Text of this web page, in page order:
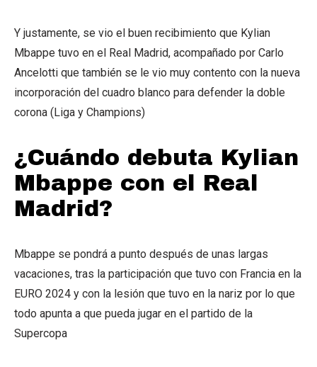
Y justamente, se vio el buen recibimiento que Kylian
Mbappe tuvo en el Real Madrid, acompañado por Carlo
Ancelotti que también se le vio muy contento con la nueva
incorporación del cuadro blanco para defender la doble
corona (Liga y Champions)
¿Cuándo debuta Kylian
Mbappe con el Real
Madrid?
Mbappe se pondrá a punto después de unas largas
vacaciones, tras la participación que tuvo con Francia en la
EURO 2024 y con la lesión que tuvo en la nariz por lo que
todo apunta a que pueda jugar en el partido de la
Supercopa